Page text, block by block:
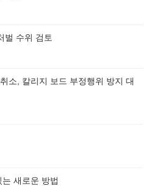
벌 수위 검토
소, 칼리지 보드 부정행위 방지 대
새로운 방법